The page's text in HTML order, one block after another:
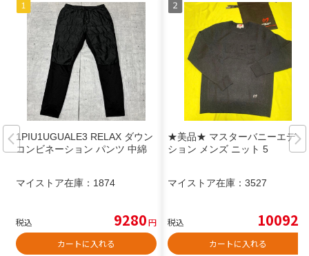
1PIU1UGUALE3 RELAX ダウン
コンビネーション パンツ 中綿
マイストア在庫： 1874
税込 9280円
カートに入れる
★美品★ マスターバニーエディ
ション メンズ ニット 5
マイストア在庫： 3527
税込 10092
カートに入れる